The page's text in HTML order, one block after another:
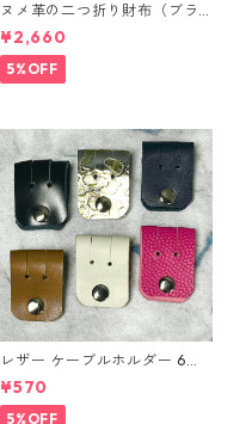
ヌメ革の二つ折り財布（ブラ
ウン系）
¥2,660
5%OFF
レザー ケーブルホルダー 6個
セット
¥570
5%OFF